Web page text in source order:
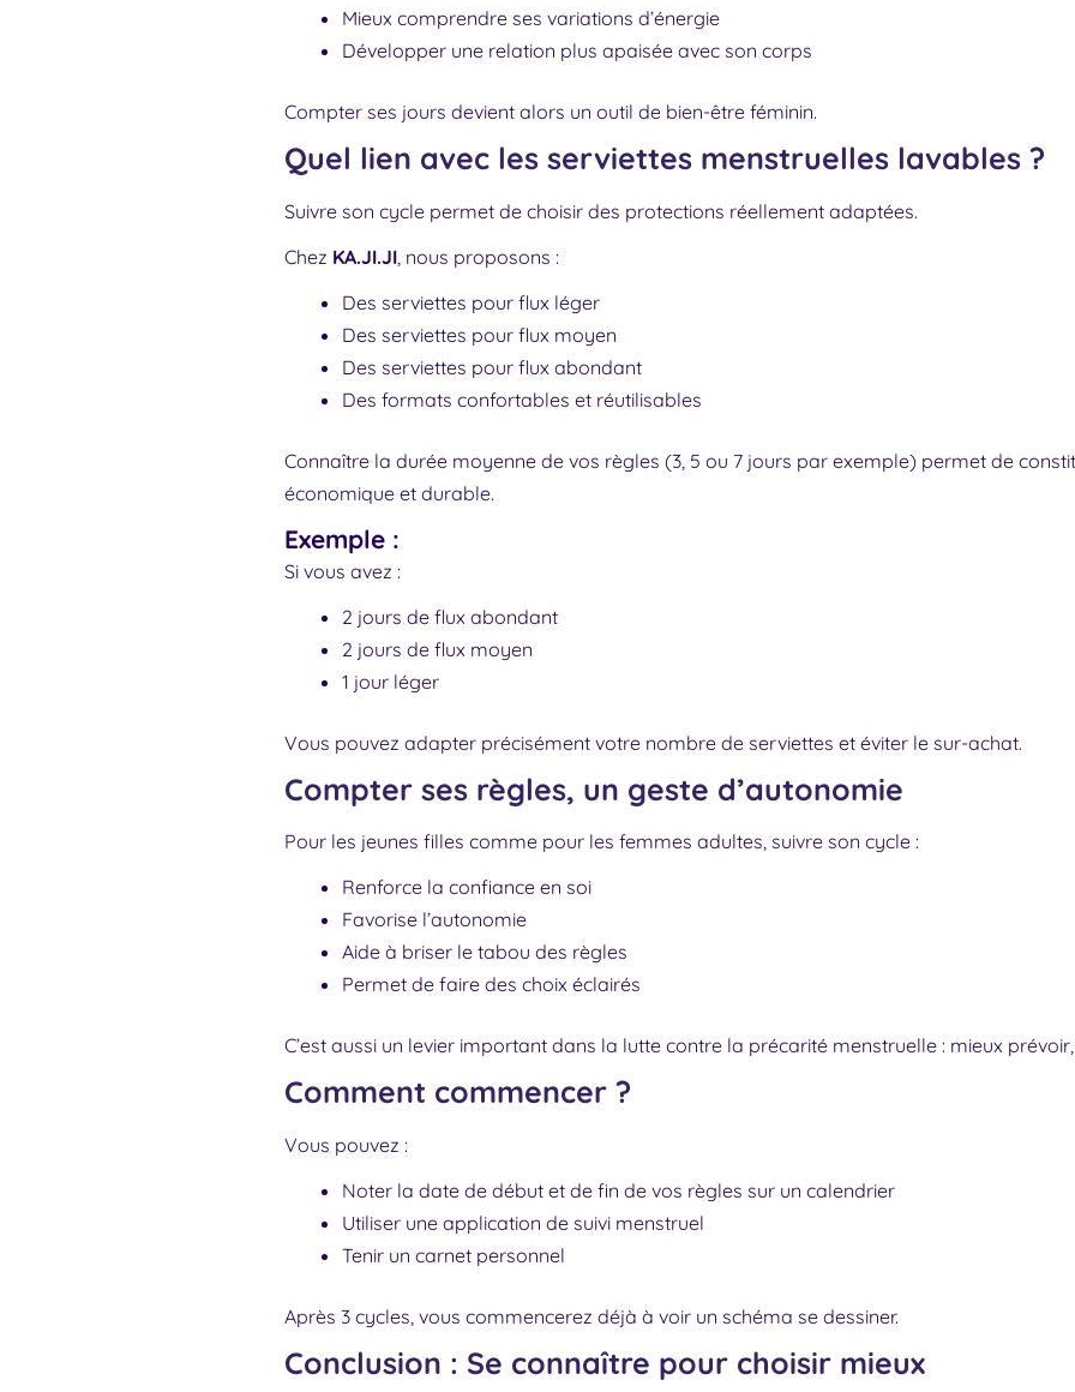
Mieux comprendre ses variations d’énergie
Développer une relation plus apaisée avec son corps
Compter ses jours devient alors un outil de bien-être féminin.
Quel lien avec les serviettes menstruelles lavables ?
Suivre son cycle permet de choisir des protections réellement adaptées.
Chez KA.JI.JI , nous proposons :
Des serviettes pour flux léger
Des serviettes pour flux moyen
Des serviettes pour flux abondant
Des formats confortables et réutilisables
Connaître la durée moyenne de vos règles (3, 5 ou 7 jours par exemple) permet de
économique et durable.
Exemple :
Si vous avez :
2 jours de flux abondant
2 jours de flux moyen
1 jour léger
Vous pouvez adapter précisément votre nombre de serviettes et éviter le sur-achat.
Compter ses règles, un geste d’autonomie
Pour les jeunes filles comme pour les femmes adultes, suivre son cycle :
Renforce la confiance en soi
Favorise l’autonomie
Aide à briser le tabou des règles
Permet de faire des choix éclairés
C’est aussi un levier important dans la lutte contre la précarité menstruelle : mieux prévoir,
Comment commencer ?
Vous pouvez :
Noter la date de début et de fin de vos règles sur un calendrier
Utiliser une application de suivi menstruel
Tenir un carnet personnel
Après 3 cycles, vous commencerez déjà à voir un schéma se dessiner.
Conclusion : Se connaître pour choisir mieux